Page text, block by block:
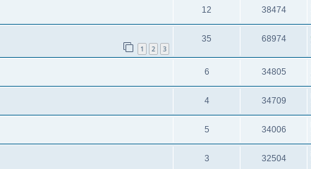
12 38474
1 2 3
35 68974
6 34805
4 34709
5 34006
3 32504